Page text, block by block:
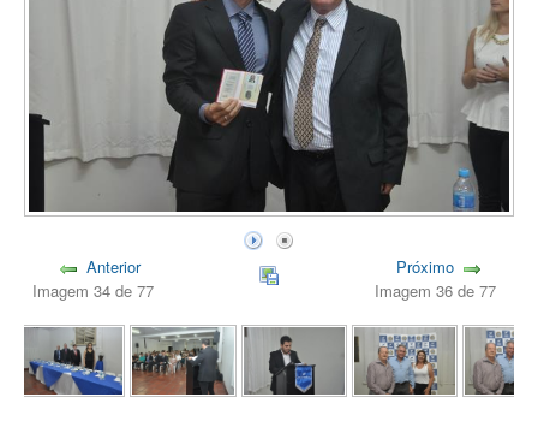
Anterior
Imagem 34 de 77
Próximo
Imagem 36 de 77